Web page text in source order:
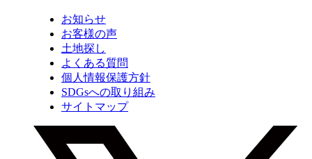
お知らせ
お客様の声
土地探し
よくある質問
個人情報保護方針
SDGsへの取り組み
サイトマップ